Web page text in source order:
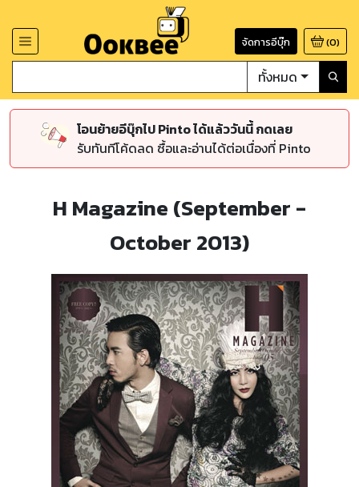
จัดการอีบุ๊ก (0)
ทั้งหมด
โอนย้ายอีบุ๊กไป Pinto ได้แล้ววันนี้ กดเลย
รับทันทีโค้ดลด ซื้อและอ่านได้ต่อเนื่องที่ Pinto
H Magazine (September -
October 2013)